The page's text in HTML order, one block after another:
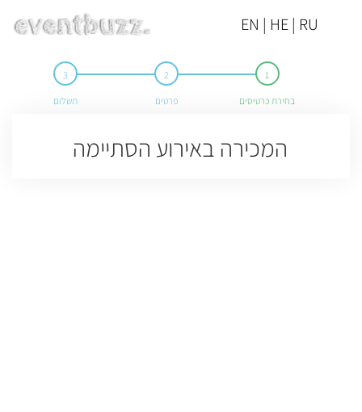
EN | HE | RU
בחירת כרטיסים פרטים תשלום
המכירה באירוע הסתיימה